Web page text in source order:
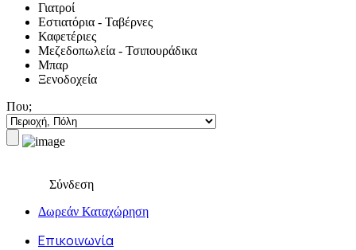
Γιατροί
Εστιατόρια - Ταβέρνες
Καφετέριες
Μεζεδοπωλεία - Τσιπουράδικα
Μπαρ
Ξενοδοχεία
Που;
Σύνδεση
Δωρεάν Καταχώρηση
Επικοινωνία